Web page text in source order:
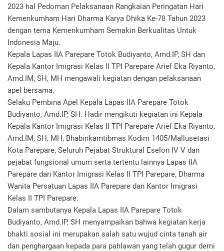
2023 hal Pedoman Pelaksanaan Rangkaian Peringatan Hari
Kemenkumham Hari Dharma Karya Dhika Ke-78 Tahun 2023
dengan tema Kemenkumham Semakin Berkualitas Untuk
Indonesia Maju.
Kepala Lapas IIA Parepare Totok Budiyanto, Amd.IP, SH dan
Kepala Kantor Imigrasi Kelas II TPI Parepare Arief Eka Riyanto,
Amd.IM, SH, MH mengawali kegiatan dengan pelaksanaan
apel bersama.
Selaku Pembina Apel Kepala Lapas IIA Parepare Totok
Budiyanto, Amd.IP, SH. Hadir mengikuti kegiatan ini Kepala
Kepala Kantor Imigrasi Kelas II TPI Parepare Arief Eka Riyanto,
Amd.IM, SH, MH, Bhabinkamtibmas Kodim 1405/Mallusetasi
Kota Parepare, Seluruh Pejabat Struktural Eselon IV V dan
pejabat fungsional umum serta tertentu lainnya Lapas IIA
Parepare dan Kantor Imigrasi Kelas II TPI Parepare, Dharma
Wanita Persatuan Lapas IIA Parepare dan Kantor Imigrasi
Kelas II TPI Parepare.
Dalam sambutanya Kepala Lapas IIA Parepare Totok
Budiyanto, Amd.IP, SH menyampaikan bahwa kegiatan kerja
bhakti sosial ini merupakan salah satu wujud cinta tanah air
dan penghargaan kepada para pahlawan yang telah gugur demi